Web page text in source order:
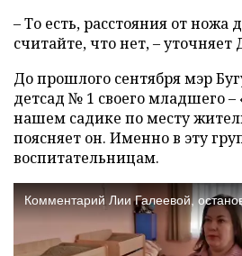
– То есть, расстояния от ножа
считайте, что нет, –
До прошлого сентября мэр
детсад № 1 своего младшего –
нашем садике по месту
поясняет он. Именно в эту
воспитательницам.